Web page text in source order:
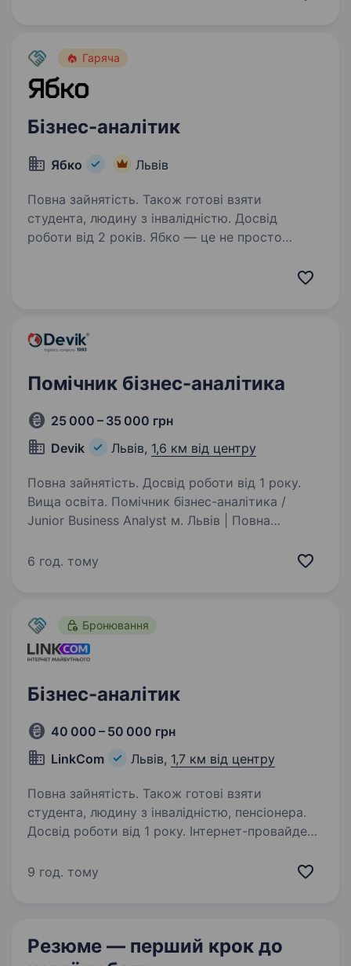
Гаряча
Бізнес-аналітик
Ябко Львів
Повна зайнятість. Також готові взяти
студента, людину з інвалідністю. Досвід
роботи від 2 років. Ябко — це не просто
досвід взаємодії з брендом. Ми активно…
Помічник бізнес-аналітика
25 000 – 35 000 грн
Devik
Львів, 1,6 км від центру
Повна зайнятість. Досвід роботи від 1 року.
Вища освіта. Помічник бізнес-аналітика /
Junior Business Analyst м. Львів | Повна
компанія з понад 30-річним досвідом.
6 год. тому
Бронювання
Бізнес-аналітик
40 000 – 50 000 грн
LinkСom
Львів, 1,7 км від центру
Повна зайнятість. Також готові взяти
студента, людину з інвалідністю, пенсіонера.
Досвід роботи від 1 року. Інтернет-провайдер
абонент мав зв’язок зі світом. Ми будуємо
9 год. тому
Резюме — перший крок до